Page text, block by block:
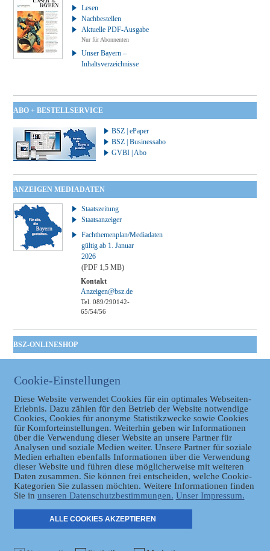
Lesen
Nachbestellen
Aktuelle PDF-Ausgabe
Nur für Abonnenten
Unser Bayern –
Inhaltsverzeichnisse
ABO + BESTELLSERVICE
BSZ | ePaper
BSZ | Businessabo
GVBI | Abo
ANZEIGEN MEDIADATEN
Staatszeitung
Staatsanzeiger
Fachthemenplan/Mediadaten
gültig ab 1. Januar
2026
(PDF 1,5 MB)
Kontakt
Anzeigen@bsz.de
Tel. 089/290142-
65/54/56
BSZ-ONLINESHOP
Taschenbuch
GVBl | Einbanddecke
Datenschutz
Cookie-Einstellungen
Diese Website verwendet Cookies für ein optimales Webseiten-
Erlebnis. Dazu zählen für den Betrieb der Website notwendige
Cookies, Cookies für anonyme Statistikzwecke sowie Cookies
für Komforteinstellungen. Weiterhin geben wir Informationen
über die Verwendung dieser Website an unsere Partner für
Analysen und soziale Medien weiter. Unsere Partner für soziale
Medien erhalten ebenfalls Informationen über die Verwendung
dieser Website und führen diese möglicherweise mit weiteren
Daten zusammen. Sie können frei entscheiden, welche Cookie-
Kategorien Sie zulassen möchten. Weitere Informationen finden
Sie in unseren Datenschutzbestimmungen. Unser Impressum.
ALLE COOKIES AKZEPTIEREN